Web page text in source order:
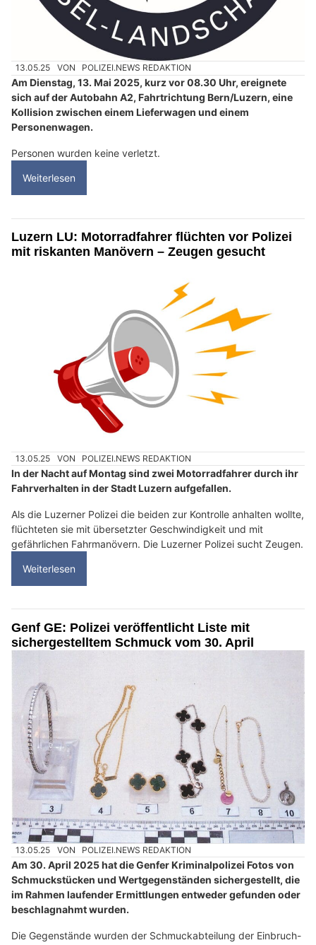
13.05.25 VON POLIZEI.NEWS REDAKTION
Am Dienstag, 13. Mai 2025, kurz vor 08.30 Uhr, ereignete
sich auf der Autobahn A2, Fahrtrichtung Bern/Luzern, eine
Kollision zwischen einem Lieferwagen und einem
Personenwagen.
Personen wurden keine verletzt.
Weiterlesen
Luzern LU: Motorradfahrer flüchten vor Polizei
mit riskanten Manövern – Zeugen gesucht
13.05.25 VON POLIZEI.NEWS REDAKTION
In der Nacht auf Montag sind zwei Motorradfahrer durch ihr
Fahrverhalten in der Stadt Luzern aufgefallen.
Als die Luzerner Polizei die beiden zur Kontrolle anhalten wollte,
flüchteten sie mit übersetzter Geschwindigkeit und mit
gefährlichen Fahrmanövern. Die Luzerner Polizei sucht Zeugen.
Weiterlesen
Genf GE: Polizei veröffentlicht Liste mit
sichergestelltem Schmuck vom 30. April
13.05.25 VON POLIZEI.NEWS REDAKTION
Am 30. April 2025 hat die Genfer Kriminalpolizei Fotos von
Schmuckstücken und Wertgegenständen sichergestellt, die
im Rahmen laufender Ermittlungen entweder gefunden oder
beschlagnahmt wurden.
Die Gegenstände wurden der Schmuckabteilung der Einbruch-